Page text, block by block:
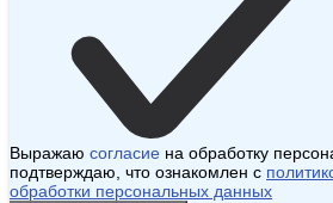
Выражаю согласие на обработку
подтверждаю, что ознакомлен с
обработки персональных данных